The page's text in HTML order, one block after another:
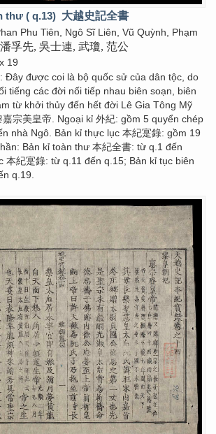
thư ( q.13) 大越史記全書
Phu Tiên, Ngô Sĩ Liên, Vũ Quỳnh, Phạm
孚先, 吳士連, 武瓊, 范公
19
: Đây được coi là bộ quốc sử của dân tộc, do
tiếng các đời nối tiếp nhau biên soạn, biên
từ khởi thủy đến hết đời Lê Gia Tông Mỹ
宗美皇帝. Ngoại kỉ 外紀: gồm 5 quyển chép
nhà Ngô. Bản kỉ thực lục 本紀寔錄: gồm 19
Bản kỉ toàn thư 本紀全書: từ q.1 đến
本紀寔錄: từ q.11 đến q.15; Bản kỉ tục biên
q.19.